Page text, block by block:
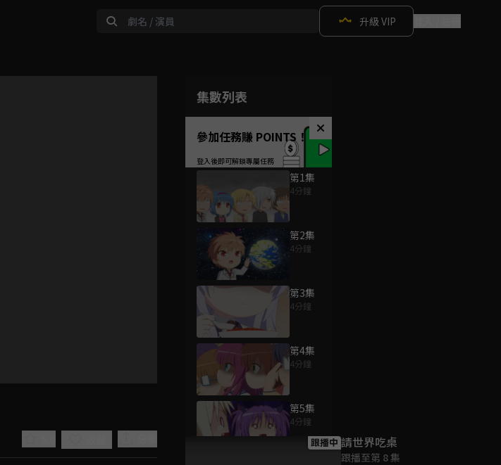
升級 VIP
集數列表
參加任務賺 POINTS！
第1集
4分鐘
第2集
4分鐘
第3集
4分鐘
第4集
4分鐘
第5集
4分鐘
為您推薦
跟播中 請世界吃桌
跟播至第 8 集